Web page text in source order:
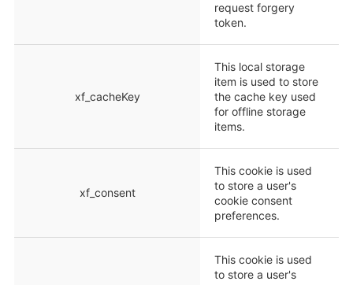
request forgery
token.
xf_cacheKey
This local storage
item is used to store
the cache key used
for offline storage
items.
xf_consent
This cookie is used
to store a user's
cookie consent
preferences.
This cookie is used
to store a user's